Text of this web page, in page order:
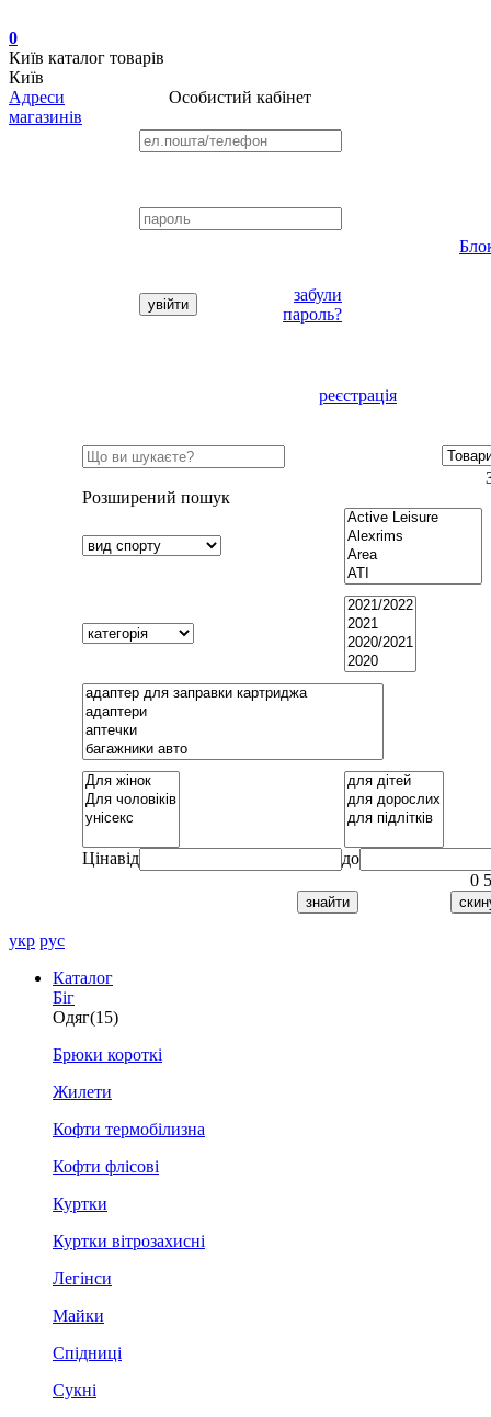
0
Київ каталог товарів
Київ
Адреси
магазинів
Особистий кабінет
забули
пароль?
реєстрація
Розширений пошук
Цінавід
до
0
укр рус
Каталог
Біг
Одяг(15)
Брюки короткі
Жилети
Кофти термобілизна
Кофти флісові
Куртки
Куртки вітрозахисні
Легінси
Майки
Спідниці
Сукні